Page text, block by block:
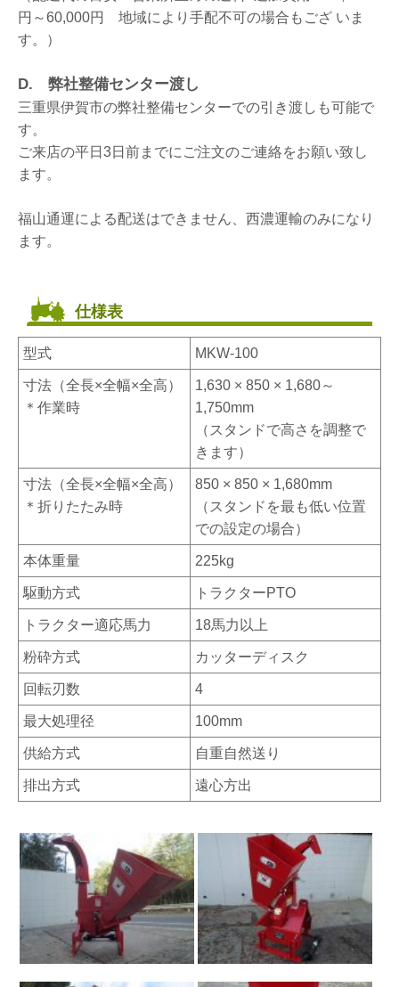
円～60,000円 地域により手配不可の場合もござ いま
す。）
D. 弊社整備センター渡し
三重県伊賀市の弊社整備センターでの引き渡しも可能で
す。
ご来店の平日3日前までにご注文のご連絡をお願い致し
ます。
福山通運による配送はできません、西濃運輸のみになり
ます。
仕様表
型式 MKW-100
寸法（全長×全幅×全高）
＊作業時
1,630 × 850 × 1,680～
1,750mm
（スタンドで高さを調整で
きます）
寸法（全長×全幅×全高）
＊折りたたみ時
850 × 850 × 1,680mm
（スタンドを最も低い位置
での設定の場合）
本体重量 225kg
駆動方式 トラクターPTO
トラクター適応馬力 18馬力以上
粉砕方式 カッターディスク
回転刃数 4
最大処理径 100mm
供給方式 自重自然送り
排出方式 遠心方出